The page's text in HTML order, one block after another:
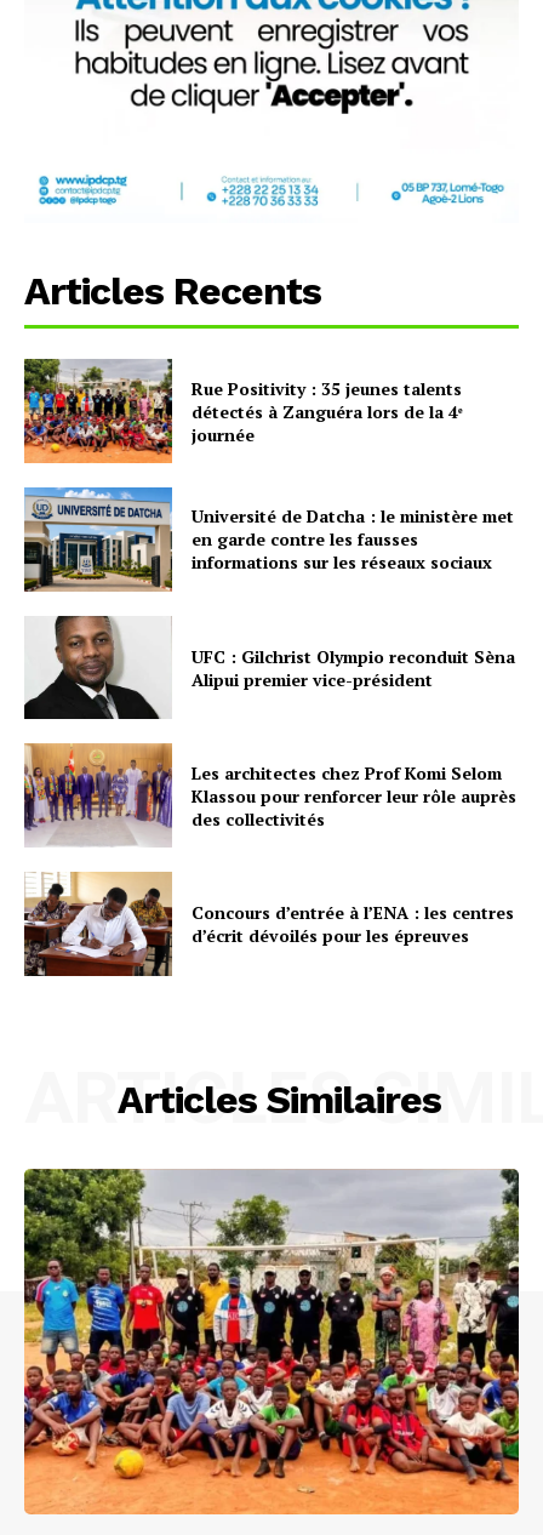
Articles Recents
Rue Positivity : 35 jeunes talents
détectés à Zanguéra lors de la 4ᵉ
journée
Université de Datcha : le ministère met
en garde contre les fausses
informations sur les réseaux sociaux
UFC : Gilchrist Olympio reconduit Sèna
Alipui premier vice-président
Les architectes chez Prof Komi Selom
Klassou pour renforcer leur rôle auprès
des collectivités
Concours d’entrée à l’ENA : les centres
d’écrit dévoilés pour les épreuves
Articles Similaires
ARTICLES